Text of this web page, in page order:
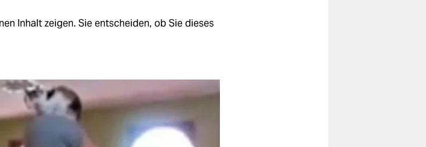
Inhalt zeigen. Sie entscheiden, ob Sie dieses